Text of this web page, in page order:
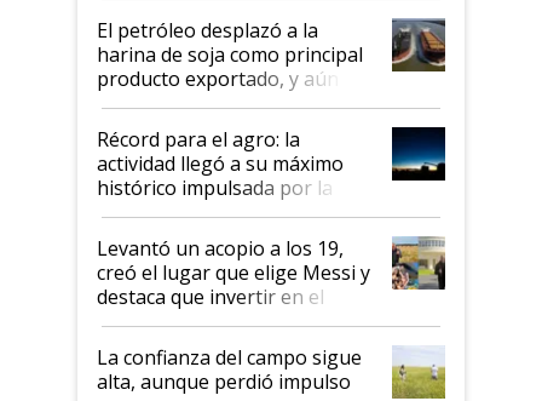
El petróleo desplazó a la
harina de soja como principal
producto exportado, y aún así
el agro aportó casi seis de cada
diez dólares y sostuvo el
liderazgo en un semestre
récord
Récord para el agro: la
actividad llegó a su máximo
histórico impulsada por la
cosecha y las exportaciones
Levantó un acopio a los 19,
creó el lugar que elige Messi y
destaca que invertir en el
kirchnerismo era como "darle
plata a un hijo para droga":
Juan Félix Rossetti, el libertario
que de una dura crisis salió
La confianza del campo sigue
alta, aunque perdió impulso